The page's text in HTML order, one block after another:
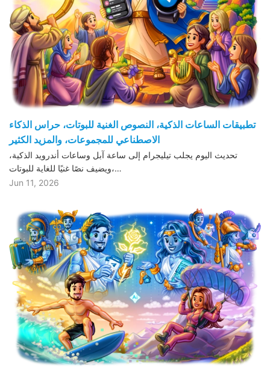
تطبيقات الساعات الذكية، النصوص الغنية للبوتات، حراس الذكاء
الاصطناعي للمجموعات، والمزيد الكثير
تحديث اليوم يجلب تيليجرام إلى ساعة آبل وساعات أندرويد الذكية،
ويضيف نصًا غنيًا للغاية للبوتات،…
Jun 11, 2026